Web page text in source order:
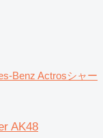
Benz Actrosシャー
AK48